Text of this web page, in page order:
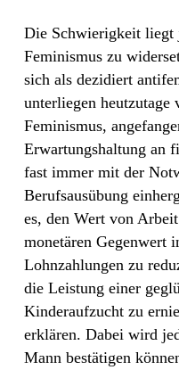
Die Schwierigkeit liegt
Feminismus zu
sich als dezidiert
unterliegen heutzutage
Feminismus,
Erwartungshaltung an
fast immer mit der
Berufsausübung
es, den Wert von
monetären Gegenwert
Lohnzahlungen zu
die Leistung einer
Kinderaufzucht zu
erklären. Dabei wird
Mann bestätigen